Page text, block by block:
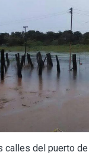
calles del puerto de